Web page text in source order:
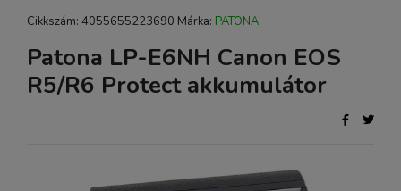
Cikkszám: 4055655223690 Márka: PATONA
Patona LP-E6NH Canon EOS
R5/R6 Protect akkumulátor